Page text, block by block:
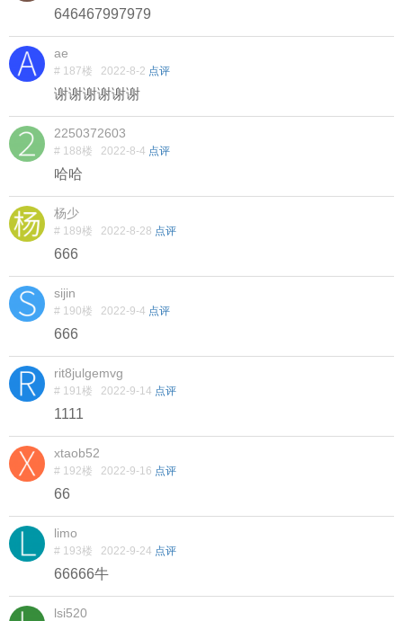
646467997979
ae
# 187楼 2022-8-2 点评
谢谢谢谢谢谢
2250372603
# 188楼 2022-8-4 点评
哈哈
杨少
# 189楼 2022-8-28 点评
666
sijin
# 190楼 2022-9-4 点评
666
rit8julgemvg
# 191楼 2022-9-14 点评
1111
xtaob52
# 192楼 2022-9-16 点评
66
limo
# 193楼 2022-9-24 点评
66666牛
lsi520